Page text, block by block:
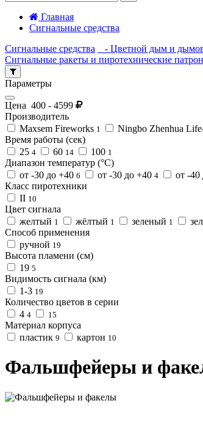
Главная
Сигнальные средства
Сигнальные средства
- Цветной дым и
Сигнальные ракеты и пиротехнические
Параметры
Цена 400 - 4599
Производитель
Maxsem Fireworks 1 Ningbo Zhenhua
Время работы (сек)
25 4 60 14 100 1
Диапазон температур (°C)
от -30 до +40 6 от -30 до +40 4 от -40
Класс пиротехники
II 10
Цвет сигнала
желтый 1 жёлтый 1 зеленый 1
Способ применения
ручной 19
Высота пламени (см)
19 5
Видимость сигнала (км)
1-3 19
Количество цветов в серии
4 4 15
Материал корпуса
пластик 9 картон 10
Фальшфейеры и